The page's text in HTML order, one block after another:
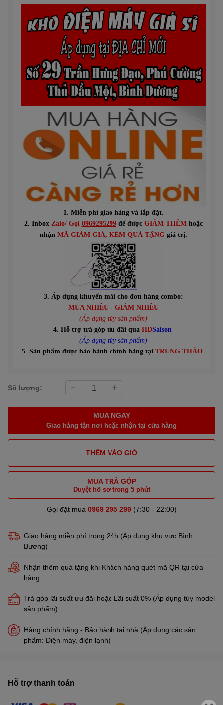
1. Miễn phí giao hàng và lắp đặt.
2. Inbox Zalo/ Gọi 0969295299để được GIẢM THÊMhoặc
nhận MÃ GIẢM GIÁ, KÈM QUÀ TẶNGgiá trị.
3. Áp dụng khuyến mãi cho đơn hàng combo:
MUA NHIỀU - GIẢM NHIỀU
(Áp dụng tùy sản phẩm)
4. Hỗ trợ trả góp ưu đãi qua HDSaison
(Áp dụng tùy sản phẩm)
5. Sản phẩm được bảo hành chính hãng tại TRUNG THẢO.
Số lượng:
MUA NGAY
Giao hàng tận nơi hoặc nhận tại cửa hàng
THÊM VÀO GIỎ
MUA TRẢ GÓP
Duyệt hồ sơ trong 5 phút
Gọi đặt mua 0969 295 299(7:30 - 22:00)
Giao hàng miễn phí trong 24h (Áp dụng khu vực Bình
Bương)
Nhận thêm quà tặng khi Khách hàng quét mã QR tại cửa
hàng
Trả góp lãi suất ưu đãi hoặc Lãi suất 0% (Áp dụng tùy model
sản phẩm)
Hàng chính hãng - Bảo hành tại nhà (Áp dụng các sản
phẩm: Điện máy, điện lạnh)
Hỗ trợ thanh toán